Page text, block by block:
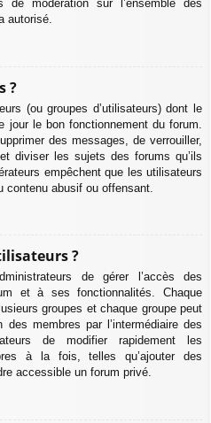
modération sur l’ensemble des
autorisé.
?
(ou groupes d’utilisateurs) dont le
le bon fonctionnement du forum.
des messages, de verrouiller,
diviser les sujets des forums qu’ils
empêchent que les utilisateurs
contenu abusif ou offensant.
?
de gérer l’accès des
et à ses fonctionnalités. Chaque
groupes et chaque groupe peut
membres par l’intermédiaire des
de modifier rapidement les
à la fois, telles qu’ajouter des
accessible un forum privé.